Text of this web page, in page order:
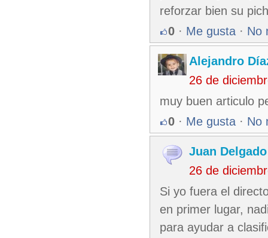
reforzar bien su
0 · Me gusta · No
Alejandro
26 de
muy buen articulo
0 · Me gusta · No
Juan Delgado
26 de
Si yo fuera el
en primer lugar,
para ayudar a